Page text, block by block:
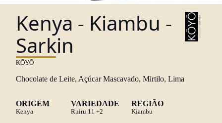
Kenya - Kiambu -
Sarkin
KŌYŌ
Chocolate de Leite, Açúcar Mascavado, Mirtilo, Lima
ORIGEM
Kenya
VARIEDADE
Ruiru 11 +2
REGIÃO
Kiambu